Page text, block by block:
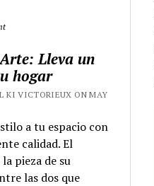
Lleva un
hogar
KI VICTORIEUX ON MAY
a tu espacio con
calidad. El
pieza de su
las dos que